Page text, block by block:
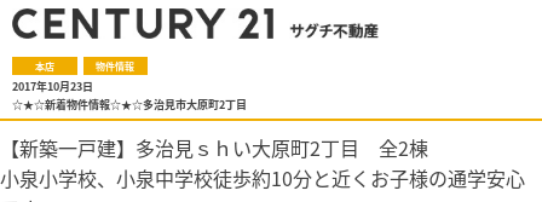
本店 物件情報
2017年10月23日
☆★☆新着物件情報☆★☆多治見市大原町2丁目
【新築一戸建】多治見ｓｈい大原町2丁目 全2棟
小泉小学校、小泉中学校徒歩約10分と近くお子様の通学安心